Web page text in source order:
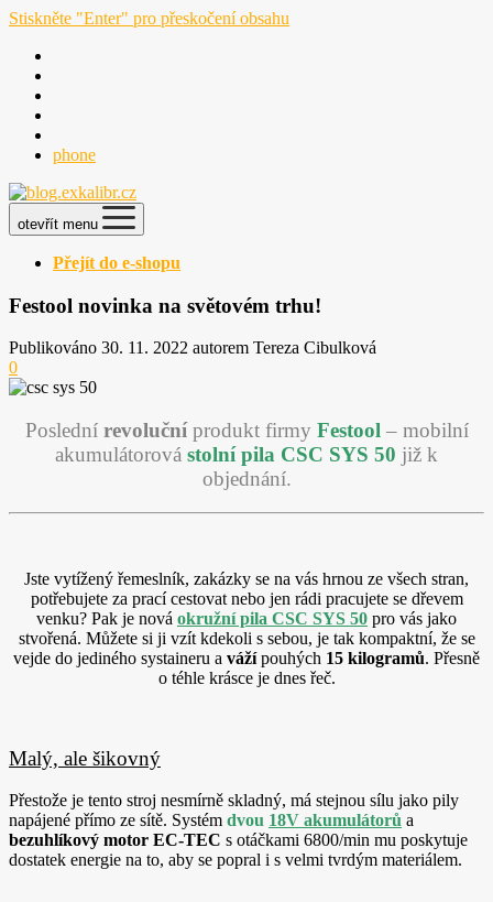
Stiskněte "Enter" pro přeskočení obsahu
phone
otevřít menu
Přejít do e-shopu
Festool novinka na světovém trhu!
Publikováno 30. 11. 2022 autorem Tereza Cibulková
0
Poslední revolučníprodukt firmyFestool – mobilní
akumulátorová stolní pila CSC SYS 50 již k
objednání.
Jste vytížený řemeslník, zakázky se na vás hrnou ze všech stran,
potřebujete za prací cestovat nebo jen rádi pracujete se dřevem
venku? Pak je nová okružní pila CSC SYS 50 pro vás jako
stvořená. Můžete si ji vzít kdekoli s sebou, je tak kompaktní, že se
vejde do jediného systaineru a vážípouhých 15 kilogramů. Přesně
o téhle krásce je dnes řeč.
Malý, ale šikovný
Přestože je tento stroj nesmírně skladný, má stejnou sílu jako pily
napájené přímo ze sítě. Systém dvou 18V akumulátorů a
bezuhlíkový motor EC-TEC s otáčkami 6800/min mu poskytuje
dostatek energie na to, aby se popral i s velmi tvrdým materiálem.